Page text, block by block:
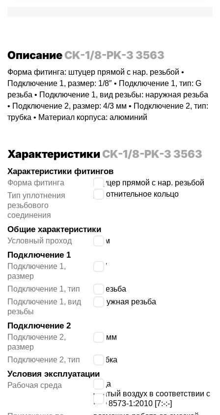
ОписаниеCK-1/8-PK-3 3563
Форма фитинга: штуцер прямой с нар. резьбой •
Подключение 1, размер: 1/8″ • Подключение 1, тип: G
резьба • Подключение 1, вид резьбы: наружная резьба
• Подключение 2, размер: 4/3 мм • Подключение 2, тип:
трубка • Материал корпуса: алюминий
ХарактеристикиCK-1/8-PK-3 3563
Характеристики фитингов
Форма фитинга
штуцер прямой с нар. резьбой
Тип уплотнения
резьбового
соединения
уплотнительное кольцо
Общие характеристики
Условный проход мм
Подключение 1
Подключение 1,
размер
1/8″
Подключение 1, тип
G резьба
Подключение 1, вид
резьбы
наружная резьба
Подключение 2
Подключение 2,
размер
4/3 мм
Подключение 2, тип трубка
Условия эксплуатации
Рабочая среда
вода
сжатый воздух в соответствии с
ISO 8573-1:2010 [7:-:-]